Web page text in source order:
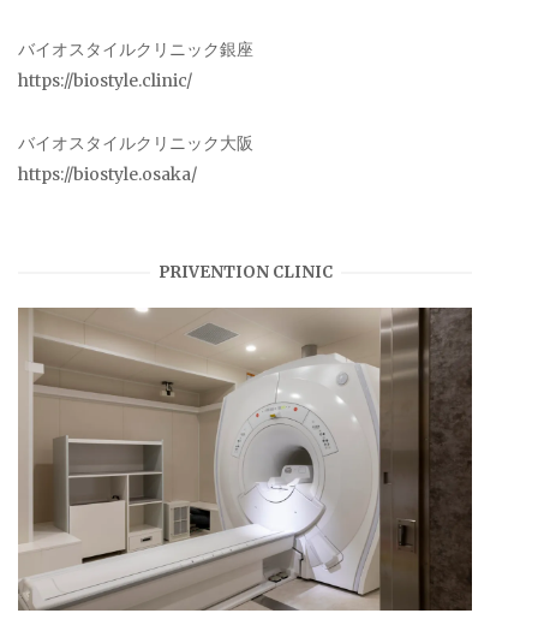
バイオスタイルクリニック銀座
https://biostyle.clinic/
バイオスタイルクリニック大阪
https://biostyle.osaka/
PRIVENTION CLINIC